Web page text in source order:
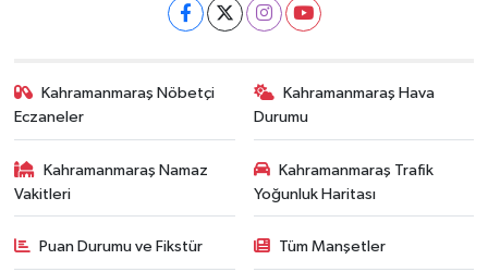
Kahramanmaraş Nöbetçi
Eczaneler
Kahramanmaraş Hava
Durumu
Kahramanmaraş Namaz
Vakitleri
Kahramanmaraş Trafik
Yoğunluk Haritası
Puan Durumu ve Fikstür Tüm Manşetler